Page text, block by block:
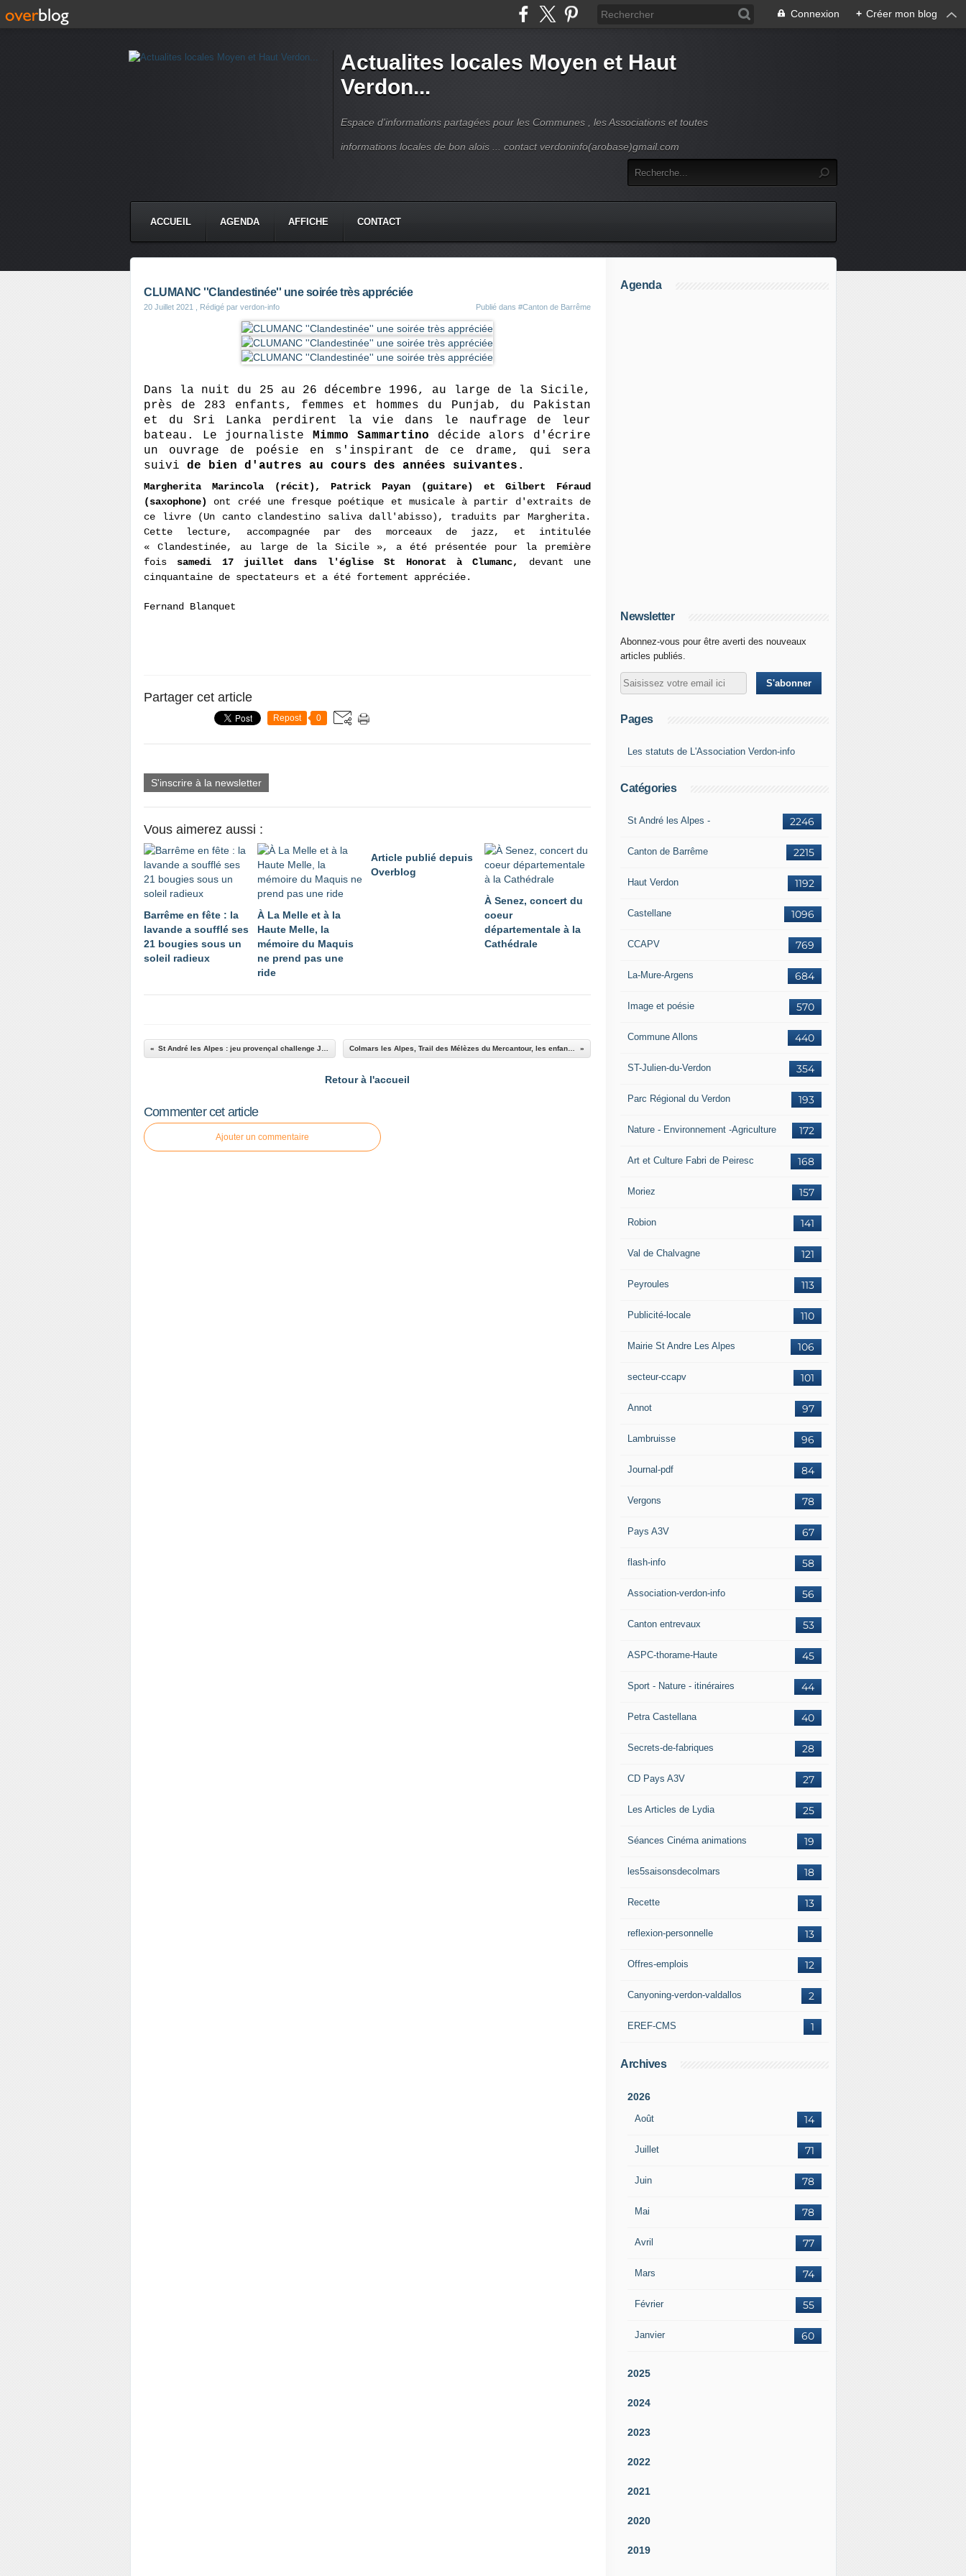
Connexion + Créer mon blog
Actualites locales Moyen et Haut
Verdon...
Espace d'informations partagées pour les Communes , les Associations et toutes
informations locales de bon alois ... contact verdoninfo(arobase)gmail.com
ACCUEIL AGENDA AFFICHE CONTACT
CLUMANC ''Clandestinée'' une soirée très appréciée
20 Juillet 2021 , Rédigé par verdon-info Publié dans #Canton de Barrême
Dans la nuit du 25 au 26 décembre 1996, au large de la Sicile,
près de 283 enfants, femmes et hommes du Punjab, du Pakistan
et du Sri Lanka perdirent la vie dans le naufrage de leur
bateau. Le journalisteMimmo Sammartino décide alors d'écrire
un ouvrage de poésie en s'inspirant de ce drame, qui sera
suivi de bien d'autres au cours des années suivantes.
Margherita Marincola (récit), Patrick Payan (guitare) et Gilbert Féraud
(saxophone)
ont créé une fresque poétique et musicale à partir d'extraits de
ce livre (Un canto clandestino saliva dall'abisso), traduits par Margherita.
Cette lecture, accompagnée par des morceaux de jazz, et intitulée
« Clandestinée, au large de la Sicile », a été présentée pour la première
fois samedi 17 juillet dans l'église St Honorat à Clumanc,
devant une
cinquantaine de spectateurs et a été fortement appréciée.
Fernand Blanquet
Partager cet article
Repost 0
S'inscrire à la newsletter
Vous aimerez aussi :
Barrême en fête : la
lavande a soufflé ses
21 bougies sous un
soleil radieux
À La Melle et à la
Haute Melle, la
mémoire du Maquis
ne prend pas une
ride
Article publié depuis
Overblog
À Senez, concert du
coeur
départementale à la
Cathédrale
Retour à l'accueil
Commenter cet article
Ajouter un commentaire
Agenda
Newsletter
Abonnez-vous pour être averti des nouveaux
articles publiés.
Pages
Les statuts de L'Association Verdon-info
Catégories
2246
St André les Alpes -
2215
Canton de Barrême
1192
Haut Verdon
1096
Castellane
769
CCAPV
684
La-Mure-Argens
570
Image et poésie
440
Commune Allons
354
ST-Julien-du-Verdon
193
Parc Régional du Verdon
172
Nature - Environnement -Agriculture
168
Art et Culture Fabri de Peiresc
157
Moriez
141
Robion
121
Val de Chalvagne
113
Peyroules
110
Publicité-locale
106
Mairie St Andre Les Alpes
101
secteur-ccapv
97
Annot
96
Lambruisse
84
Journal-pdf
78
Vergons
67
Pays A3V
58
flash-info
56
Association-verdon-info
53
Canton entrevaux
45
ASPC-thorame-Haute
44
Sport - Nature - itinéraires
40
Petra Castellana
28
Secrets-de-fabriques
27
CD Pays A3V
25
Les Articles de Lydia
19
Séances Cinéma animations
18
les5saisonsdecolmars
13
Recette
13
reflexion-personnelle
12
Offres-emplois
2
Canyoning-verdon-valdallos
1
EREF-CMS
Archives
2026
Août 14
Juillet 71
Juin 78
Mai 78
Avril 77
Mars 74
Février 55
Janvier 60
2025
2024
2023
2022
2021
2020
2019